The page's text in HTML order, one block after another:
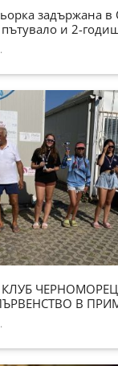
задържана в
и 2-
В